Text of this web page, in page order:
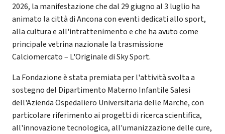
2026, la manifestazione che dal 29 giugno al 3 luglio ha
animato la città di Ancona con eventi dedicati allo sport,
alla cultura e all'intrattenimento e che ha avuto come
principale vetrina nazionale la trasmissione
Calciomercato – L'Originale di Sky Sport.
La Fondazione è stata premiata per l'attività svolta a
sostegno del Dipartimento Materno Infantile Salesi
dell'Azienda Ospedaliero Universitaria delle Marche, con
particolare riferimento ai progetti di ricerca scientifica,
all'innovazione tecnologica, all'umanizzazione delle cure,